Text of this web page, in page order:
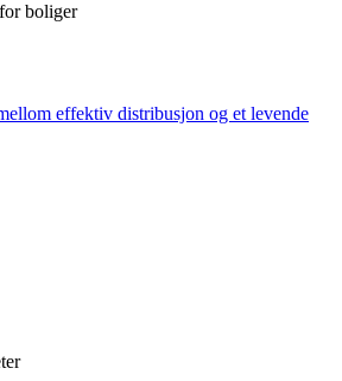
boliger
effektiv distribusjon og et levende